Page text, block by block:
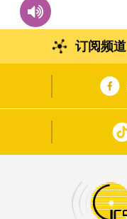
订阅频道